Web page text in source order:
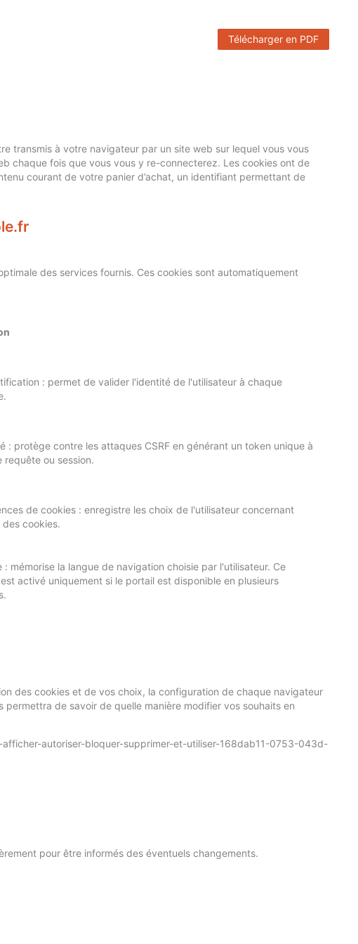
Télécharger en PDF
transmis à votre navigateur par un site web sur lequel vous vous
chaque fois que vous vous y re-connecterez. Les cookies ont de
courant de votre panier d’achat, un identifiant permettant de
des services fournis. Ces cookies sont automatiquement
: permet de valider l'identité de l'utilisateur à chaque
: protège contre les attaques CSRF en générant un token unique à
requête ou session.
de cookies : enregistre les choix de l'utilisateur concernant
des cookies.
: mémorise la langue de navigation choisie par l'utilisateur. Ce
activé uniquement si le portail est disponible en plusieurs
des cookies et de vos choix, la configuration de chaque navigateur
de savoir de quelle manière modifier vos souhaits en
autoriser-bloquer-supprimer-et-utiliser-168dab11-0753-043d-
pour être informés des éventuels changements.